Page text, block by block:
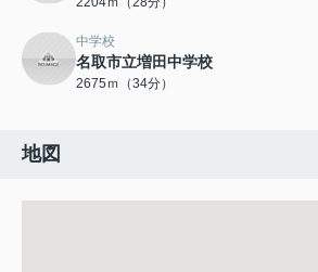
中学校
名取市立増田中学校
2675ｍ（34分）
地図